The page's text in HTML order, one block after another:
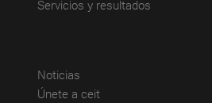
Servicios y resultados
Noticias
Únete a ceit(abre en nueva